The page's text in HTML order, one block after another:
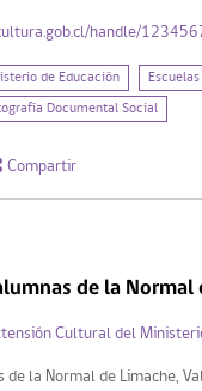
handle/
de Educación
Documental Social
Compartir
de la Normal
Cultural del
de la Normal de Limache,